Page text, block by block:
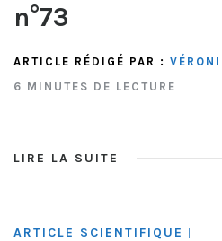
n°73
ARTICLE RÉDIGÉ PAR :
6 MINUTES DE LECTURE
LIRE LA SUITE
ARTICLE SCIENTIFIQUE |